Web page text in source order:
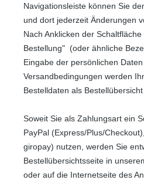
Navigationsleiste können Sie
und dort jederzeit Änderungen
Nach Anklicken der
Bestellung" (oder ähnliche
Eingabe der persönlichen
Versandbedingungen werden
Bestelldaten als Bestellübersicht
Soweit Sie als Zahlungsart ein
PayPal (Express/Plus/
giropay) nutzen, werden Sie
Bestellübersichtsseite in
oder auf die Internetseite des